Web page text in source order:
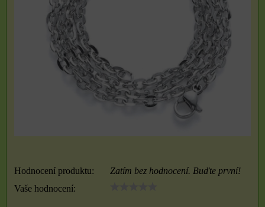
Hodnocení produktu:
Zatím bez hodnocení. Buďte první!
Vaše hodnocení: